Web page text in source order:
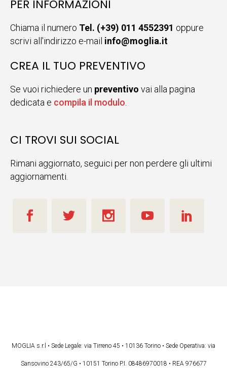
PER INFORMAZIONI
Chiama il numero Tel. (+39) 011 4552391 oppure
scrivi all'indirizzo e-mail info@moglia.it
CREA IL TUO PREVENTIVO
Se vuoi richiedere un preventivo vai alla pagina
dedicata e compila il modulo.
CI TROVI SUI SOCIAL
Rimani aggiornato, seguici per non perdere gli ultimi
aggiornamenti.
MOGLIA s.r.l • Sede Legale: via Tirreno 45 • 10136 Torino • Sede Operativa: via
Sansovino 243/65/G • 10151 Torino P.I. 08486970018 • REA 976677